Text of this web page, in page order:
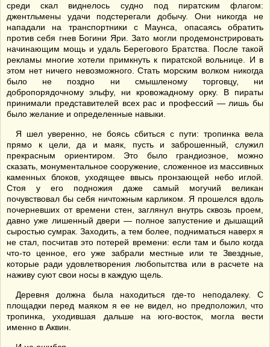
среди скал виднелось судно под пиратским флагом:
джентльмены удачи подстерегали добычу. Они никогда не
нападали на транспортники с Маунса, опасаясь обратить
против себя гнев Богини Яри. Зато могли продемонстрировать
начинающим мощь и удаль Берегового Братства. После такой
рекламы многие хотели примкнуть к пиратской вольнице. И в
этом нет ничего невозможного. Стать морским волком никогда
было не поздно ни смышленому торговцу, ни
добропорядочному эльфу, ни кровожадному орку. В пираты
принимали представителей всех рас и профессий — лишь бы
было желание и определенные навыки.
Я шел уверенно, не боясь сбиться с пути: тропинка вела
прямо к цели, да и маяк, пусть и заброшенный, служил
прекрасным ориентиром. Это было грандиозное, можно
сказать, монументальное сооружение, сложенное из массивных
каменных блоков, уходящее ввысь пронзающей небо иглой.
Стоя у его подножия даже самый могучий великан
почувствовал бы себя ничтожным карликом. Я прошелся вдоль
почерневших от времени стен, заглянул внутрь сквозь проем,
давно уже лишенный двери — полное запустение и дышащий
сыростью сумрак. Заходить, а тем более, подниматься наверх я
не стал, посчитав это потерей времени: если там и было когда
что-то ценное, его уже забрали местные или те Звездные,
которые ради удовлетворения любопытства или в расчете на
наживу суют свои носы в каждую щель.
Деревня должна была находиться где-то неподалеку. С
площадки перед маяком я ее не видел, но предположил, что
тропинка, уходившая дальше на юго-восток, могла вести
именно в Аквин.